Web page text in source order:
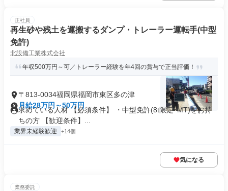
正社員
再生砂や残土を運搬するダンプ・トレーラー運転手(中型
免許)
北設備工業株式会社
年収500万円～可／トレーラー経験を年4回の賞与で正当評価！
〒813-0034福岡県福岡市東区多の津
月給28万円～50万円
求めている人材 【必須条件】 ・中型免許(8t限定･MT)をお持
ちの方 【歓迎条件】...
業界未経験歓迎 +14個
気になる
業務委託